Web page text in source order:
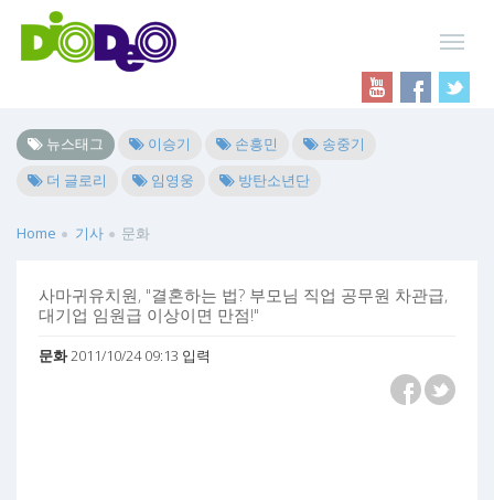
뉴스태그 이승기 손흥민
송중기
더 글로리
임영웅 방탄소년단
Home 기사 문화
사마귀유치원, "결혼하는 법? 부모님 직업 공무원 차관급,
대기업 임원급 이상이면 만점!"
문화2011/10/24 09:13 입력